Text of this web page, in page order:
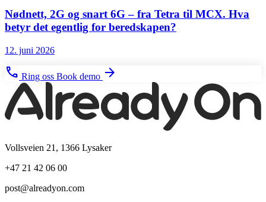
Nødnett, 2G og snart 6G – fra Tetra til MCX. Hva
betyr det egentlig for beredskapen?
12. juni 2026
phone Ring oss Book demo arrow_forward
Vollsveien 21, 1366 Lysaker
+47 21 42 06 00
post@alreadyon.com